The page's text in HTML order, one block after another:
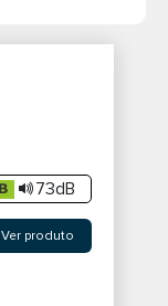
73dB
Ver produto